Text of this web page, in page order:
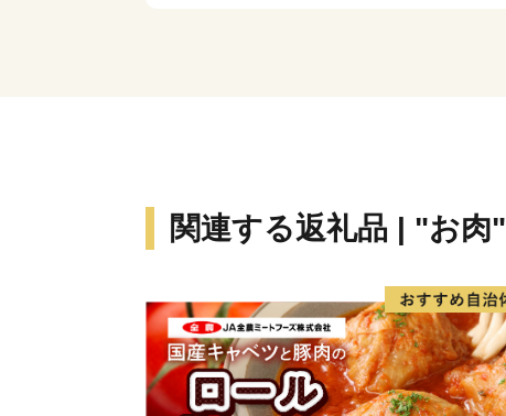
関連する返礼品 | "お肉"